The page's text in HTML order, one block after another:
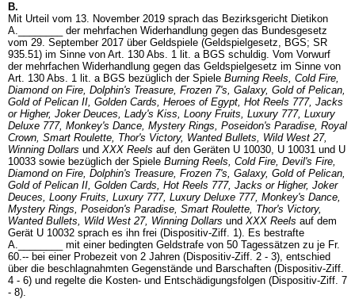
B.
Mit Urteil vom 13. November 2019 sprach das Bezirksgericht Dietikon
A.________ der mehrfachen Widerhandlung gegen das Bundesgesetz
vom 29. September 2017 über Geldspiele (Geldspielgesetz, BGS; SR
935.51) im Sinne von Art. 130 Abs. 1 lit. a BGS schuldig. Vom Vorwurf
der mehrfachen Widerhandlung gegen das Geldspielgesetz im Sinne von
Art. 130 Abs. 1 lit. a BGS bezüglich der Spiele Burning Reels, Cold Fire,
Diamond on Fire, Dolphin's Treasure, Frozen 7's, Galaxy, Gold of Pelican,
Gold of Pelican II, Golden Cards, Heroes of Egypt, Hot Reels 777, Jacks
or Higher, Joker Deuces, Lady's Kiss, Loony Fruits, Luxury 777, Luxury
Deluxe 777, Monkey's Dance, Mystery Rings, Poseidon's Paradise, Royal
Crown, Smart Roulette, Thor's Victory, Wanted Bullets, Wild West 27,
Winning Dollars und XXX Reels auf den Geräten U 10030, U 10031 und U
10033 sowie bezüglich der Spiele Burning Reels, Cold Fire, Devil's Fire,
Diamond on Fire, Dolphin's Treasure, Frozen 7's, Galaxy, Gold of Pelican,
Gold of Pelican II, Golden Cards, Hot Reels 777, Jacks or Higher, Joker
Deuces, Loony Fruits, Luxury 777, Luxury Deluxe 777, Monkey's Dance,
Mystery Rings, Poseidon's Paradise, Smart Roulette, Thor's Victory,
Wanted Bullets, Wild West 27, Winning Dollars und XXX Reels auf dem
Gerät U 10032 sprach es ihn frei (Dispositiv-Ziff. 1). Es bestrafte
A.________ mit einer bedingten Geldstrafe von 50 Tagessätzen zu je Fr.
60.-- bei einer Probezeit von 2 Jahren (Dispositiv-Ziff. 2 - 3), entschied
über die beschlagnahmten Gegenstände und Barschaften (Dispositiv-Ziff.
4 - 6) und regelte die Kosten- und Entschädigungsfolgen (Dispositiv-Ziff. 7
- 8).